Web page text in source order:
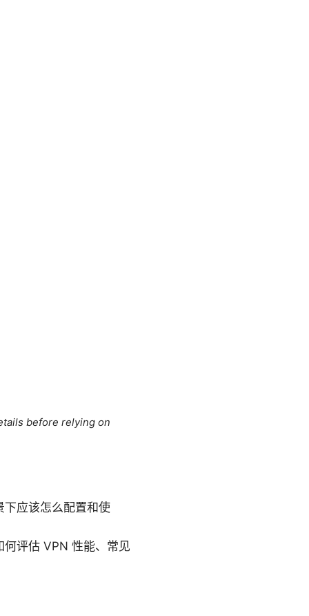
before relying on
应该怎么配置和使
评估 VPN 性能、常见